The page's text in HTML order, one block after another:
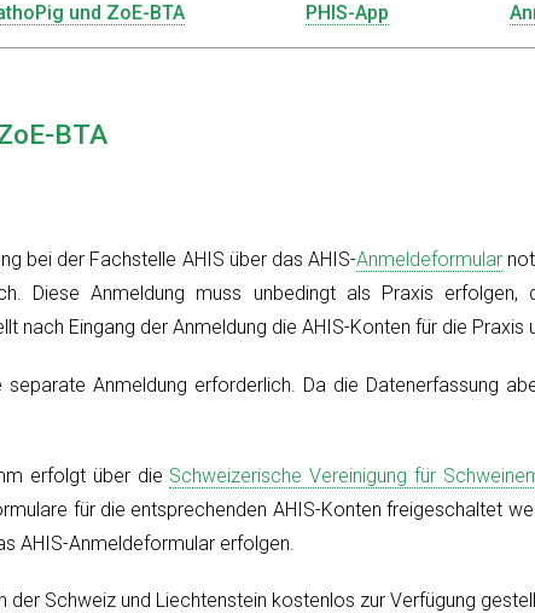
und ZoE-BTA PHIS-App
BTA
bei der Fachstelle AHIS über das AHIS-Anmeldeformular
Diese Anmeldung muss unbedingt als Praxis erfolgen,
nach Eingang der Anmeldung die AHIS-Konten für die Praxis
Anmeldung erforderlich. Da die Datenerfassung
erfolgt über die Schweizerische Vereinigung für
für die entsprechenden AHIS-Konten freigeschaltet
AHIS-Anmeldeformular erfolgen.
der Schweiz und Liechtenstein kostenlos zur Verfügung